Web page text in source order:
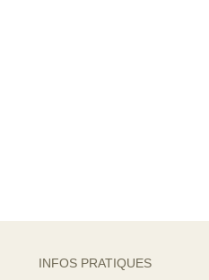
INFOS PRATIQUES